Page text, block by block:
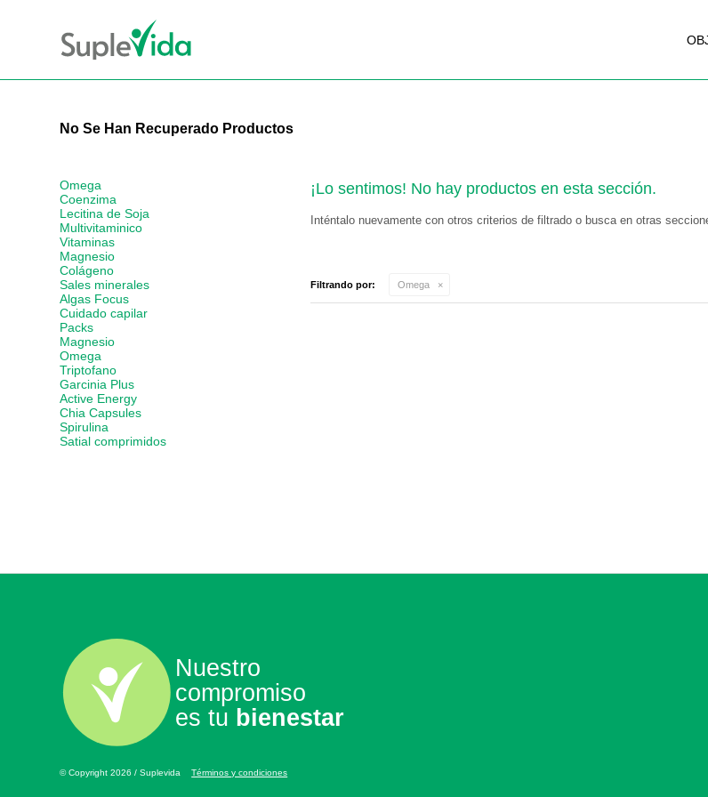
No Se Han Recuperado Productos
¡Lo sentimos! No hay productos en esta sección.
Inténtalo nuevamente con otros criterios de filtrado o busca en otras
Filtrando por: Omega
Omega
Coenzima
Lecitina de Soja
Multivitaminico
Vitaminas
Magnesio
Colágeno
Sales minerales
Algas Focus
Cuidado capilar
Packs
Magnesio
Omega
Triptofano
Garcinia Plus
Active Energy
Chia Capsules
Spirulina
Satial comprimidos
Nuestro
compromiso
es tu bienestar
© Copyright 2026 / SuplevidaTérminos y condiciones